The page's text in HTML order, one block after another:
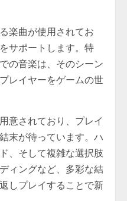
楽曲が使用されてお
サポートします。特
の音楽は、そのシーン
レイヤーをゲームの世
意されており、プレイ
末が待っています。ハ
、そして複雑な選択肢
ィングなど、多彩な結
しプレイすることで新